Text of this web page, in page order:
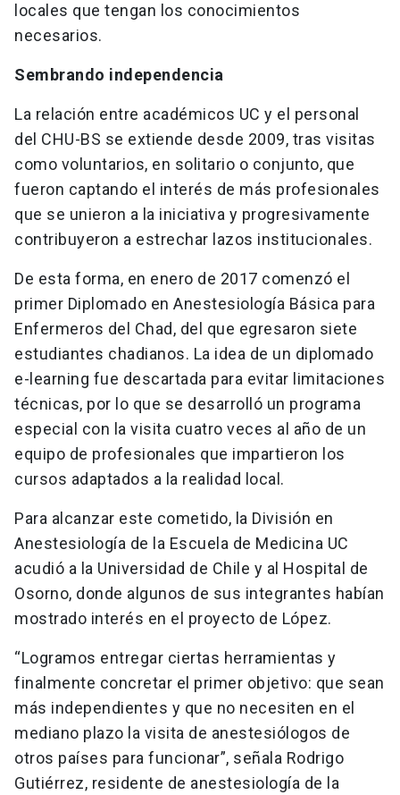
locales que tengan los conocimientos
necesarios.
Sembrando independencia
La relación entre académicos UC y el personal
del CHU-BS se extiende desde 2009, tras visitas
como voluntarios, en solitario o conjunto, que
fueron captando el interés de más profesionales
que se unieron a la iniciativa y progresivamente
contribuyeron a estrechar lazos institucionales.
De esta forma, en enero de 2017 comenzó el
primer Diplomado en Anestesiología Básica para
Enfermeros del Chad, del que egresaron siete
estudiantes chadianos. La idea de un diplomado
e-learning fue descartada para evitar limitaciones
técnicas, por lo que se desarrolló un programa
especial con la visita cuatro veces al año de un
equipo de profesionales que impartieron los
cursos adaptados a la realidad local.
Para alcanzar este cometido, la División en
Anestesiología de la Escuela de Medicina UC
acudió a la Universidad de Chile y al Hospital de
Osorno, donde algunos de sus integrantes habían
mostrado interés en el proyecto de López.
“Logramos entregar ciertas herramientas y
finalmente concretar el primer objetivo: que sean
más independientes y que no necesiten en el
mediano plazo la visita de anestesiólogos de
otros países para funcionar”, señala Rodrigo
Gutiérrez, residente de anestesiología de la